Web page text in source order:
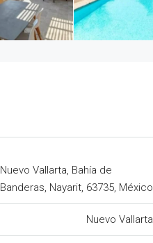
Nuevo Vallarta, Bahía de
Banderas, Nayarit, 63735, México
Nuevo Vallarta